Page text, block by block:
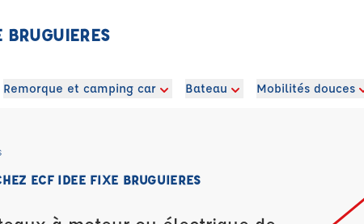
Remorque et camping car Bateau Mobilités douces
ECF IDEE FIXE BRUGUIERES